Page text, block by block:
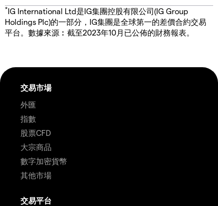
*IG International Ltd是IG集團控股有限公司(IG Group
Holdings Plc)的一部分，IG集團是全球第一的差價合約交易
平台。數據來源︰截至2023年10月已公佈的財務報表。
交易市場
外匯
指數
股票CFD
大宗商品
數字加密貨幣
其他市場
交易平台